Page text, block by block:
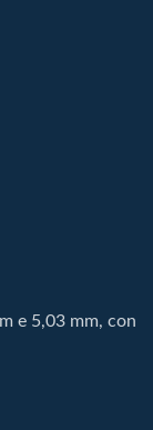
e 5,03 mm, con